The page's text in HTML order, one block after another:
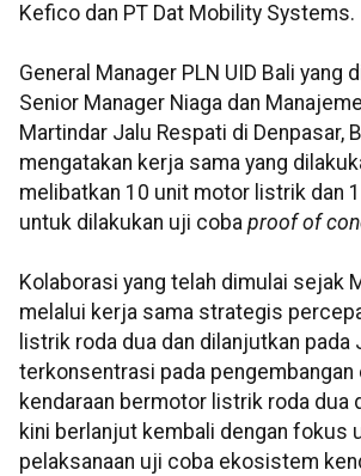
Kefico dan PT Dat Mobility Systems.
General Manager PLN UID Bali yang
Senior Manager Niaga dan
Martindar Jalu Respati di Denpasar,
mengatakan kerja sama yang
melibatkan 10 unit motor listrik dan
untuk dilakukan uji coba proof of
Kolaborasi yang telah dimulai sejak
melalui kerja sama strategis
listrik roda dua dan dilanjutkan pada
terkonsentrasi pada
kendaraan bermotor listrik roda dua
kini berlanjut kembali dengan fokus
pelaksanaan uji coba ekosistem